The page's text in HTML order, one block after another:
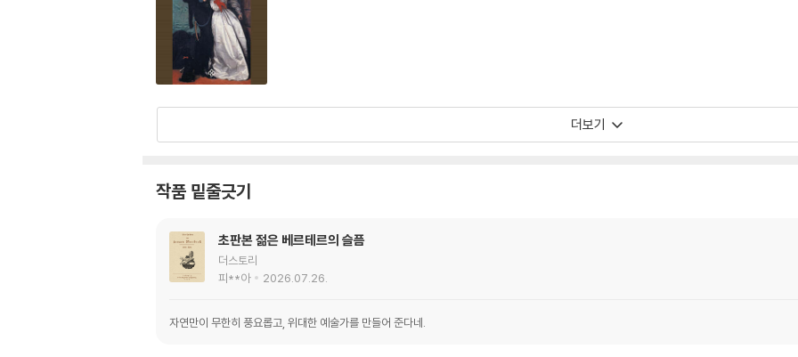
활동을 자제하고 저술과 자연연구에 몰두해 대작 『빌헬름 마이스터의 편력 시대』(1829)와『파우스트 2부』(1831)를 집필하게
4편의 소설과 1만여 통의 편지를 남긴 괴테는 독일민족이라는 정체성의 태동기에 독일문화와 독일어에 막대한 영향을 끼쳤다.
1832년 3월 22일 낮 1시 반, 괴테는 심장 발작으로 사망한다. 그는 죽을 때 “더 많은 빛을(Mehr Licht)” 하고 말했다고 전한다.
더보기
작품 밑줄긋기
초판본 젊은 베르테르의 슬픔
더스토리
피**아
2026.07.26.
자연만이 무한히 풍요롭고, 위대한 예술가를 만들어 준다네.